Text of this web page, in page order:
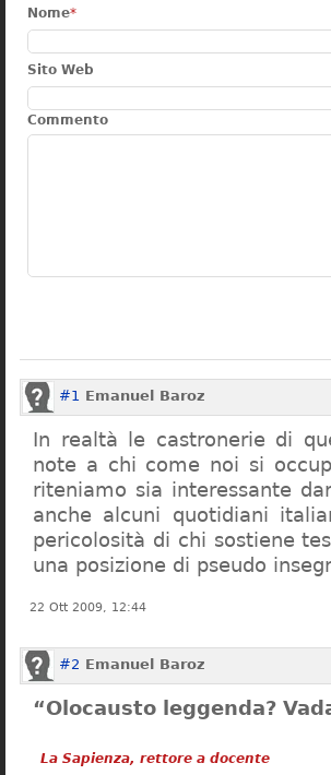
Nome*
Sito Web
Commento
#1 Emanuel Baroz
In realtà le castronerie di
note a chi come noi si
riteniamo sia interessante
anche alcuni quotidiani
pericolosità di chi sostiene
una posizione di pseudo
22 Ott 2009, 12:44
#2 Emanuel Baroz
“Olocausto leggenda?
La Sapienza, rettore a docente